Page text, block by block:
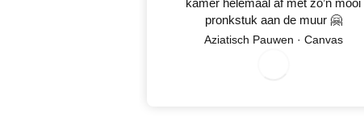
pronkstuk aan de muur 🤗
Aziatisch Pauwen · Canvas